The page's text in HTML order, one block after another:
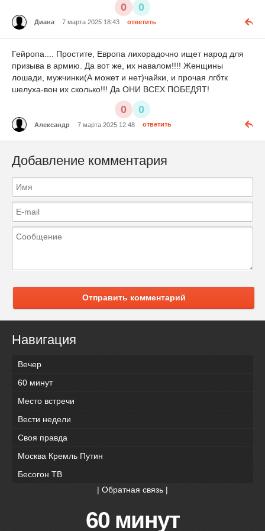
0 0
Диана 7 марта 2025 18:43 ответить
Гейропа.... Простите, Европа лихорадочно ищет народ для
призыва в армию. Да вот же, их навалом!!!! Женщины
лошади, мужчинки(А может и нет)чайки, и прочая лгбтк
шелуха-вон их сколько!!! Да ОНИ ВСЕХ ПОБЕДЯТ!
0 0
Александр 7 марта 2025 12:48 ответить
Добавление комментария
Отправить комментарий
Навигация
Вечер
60 минут
Место встречи
Вести недели
Своя правда
Москва Кремль Путин
Бесогон ТВ
| Обратная связь |
60 минут